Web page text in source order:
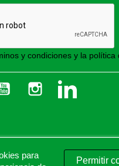
y condiciones y la política
YouTube Instagram
para
Permitir